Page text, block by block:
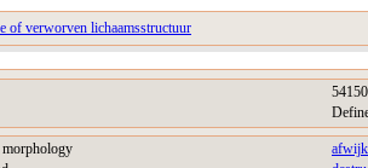
of verworven lichaamsstructuur